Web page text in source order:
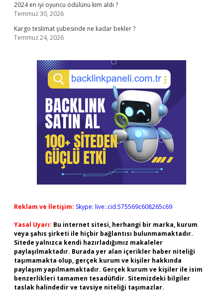
2024 en iyi oyuncu ödülünü kim aldı ?
Temmuz 30, 2026
Kargo teslimat şubesinde ne kadar bekler ?
Temmuz 24, 2026
Reklam ve İletişim: Skype: live:.cid.575569c608265c69
Yasal Uyarı: Bu internet sitesi, herhangi bir marka, kurum
veya şahıs şirketi ile hiçbir bağlantısı bulunmamaktadır.
Sitede yalnızca kendi hazırladığımız makaleler
paylaşılmaktadır. Burada yer alan içerikler haber niteliği
taşımamakta olup, gerçek kurum ve kişiler hakkında
paylaşım yapılmamaktadır. Gerçek kurum ve kişiler ile isim
benzerlikleri tamamen tesadüfidir. Sitemizdeki bilgiler
taslak halindedir ve tavsiye niteliği taşımazlar.